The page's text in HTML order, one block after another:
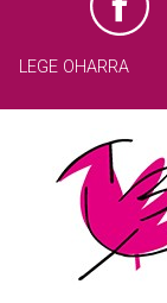
LEGE OHARRA